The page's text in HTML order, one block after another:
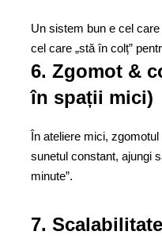
Un sistem bun e cel
cel care „stă în colț”
6. Zgomot &
în spații mici)
În ateliere mici,
sunetul constant, ajungi
minute”.
7.